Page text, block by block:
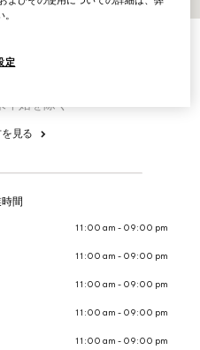
について
North1・2F 6-20-10
年始を除く
見る
間
11:00 am - 09:00 pm
11:00 am - 09:00 pm
11:00 am - 09:00 pm
11:00 am - 09:00 pm
11:00 am - 09:00 pm
定